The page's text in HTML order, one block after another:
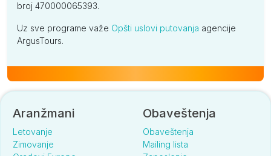
broj 470000065393.
Uz sve programe važe Opšti uslovi putovanja agencije
ArgusTours.
Aranžmani
Letovanje
Zimovanje
Obaveštenja
Obaveštenja
Mailing lista